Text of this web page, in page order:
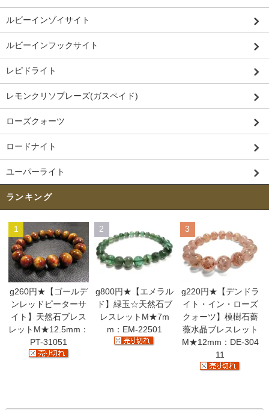
ルビーインゾイサイト
ルビーインフックサイト
レピドライト
レモンクリソプレーズ(ガスペイド)
ローズクォーツ
ロードナイト
ユーパーライト
ランキング
1
g260円★【ゴールデ
ンレッドピーターサ
イト】天然石ブレス
レットM★12.5mm：
PT-31051
2
g800円★【エメラル
ド】緑玉☆天然石ブ
レスレットM★7m
m：EM-22501
3
g220円★【デンドラ
イト・イン・ローズ
クォーツ】模樹石薔
薇水晶ブレスレット
M★12mm：DE-304
11